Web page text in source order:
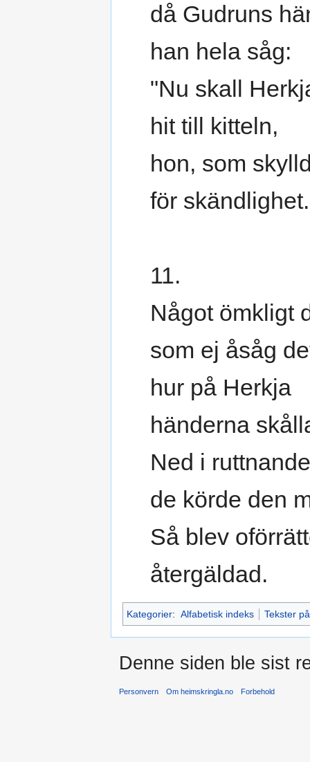
då Gudruns
han hela såg:
"Nu skall
hit till kitteln,
hon, som
för
11.
Något ömkligt
som ej åsåg
hur på Herkja
händerna
Ned i
de körde den
Så blev
återgäldad.
Kategorier: Alfabetisk indeks Tekster
Denne siden ble sist
Personvern Om heimskringla.no Forbehold